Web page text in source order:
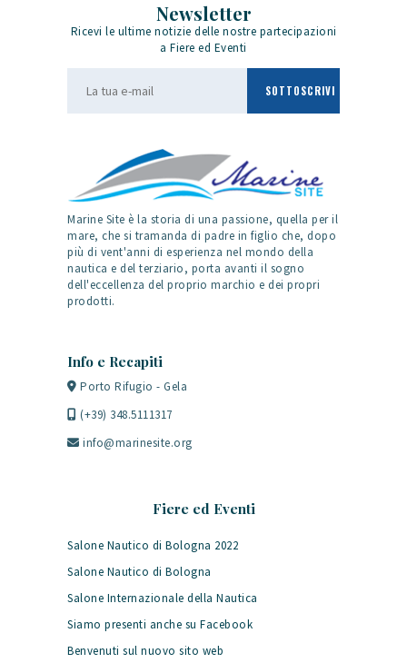
Newsletter
Ricevi le ultime notizie delle nostre partecipazioni
a Fiere ed Eventi
Marine Site è la storia di una passione, quella per il
mare, che si tramanda di padre in figlio che, dopo
più di vent'anni di esperienza nel mondo della
nautica e del terziario, porta avanti il sogno
dell'eccellenza del proprio marchio e dei propri
prodotti.
Info e Recapiti
Porto Rifugio - Gela
(+39) 348.5111317
info@marinesite.org
Fiere ed Eventi
Salone Nautico di Bologna 2022
Salone Nautico di Bologna
Salone Internazionale della Nautica
Siamo presenti anche su Facebook
Benvenuti sul nuovo sito web